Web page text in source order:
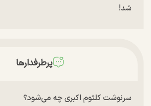
شد!
توافق با آمریکا در انتظار تایید نهایی
شد
پرطرفدارها
سرنوشت کلثوم اکبری چه می‌شود؟